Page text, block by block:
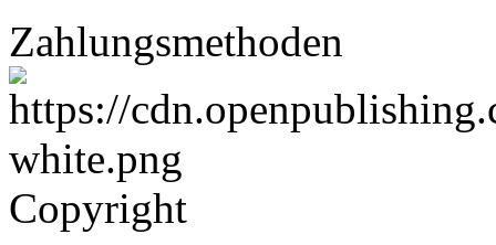
Zahlungsmethoden
Copyright